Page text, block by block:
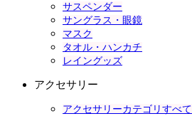
サスペンダー
サングラス・眼鏡
マスク
タオル・ハンカチ
レイングッズ
アクセサリー
アクセサリーカテゴリすべて